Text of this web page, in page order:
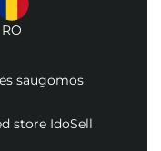
RO
saugomos